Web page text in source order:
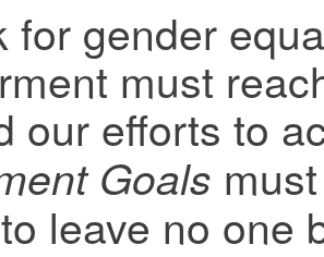
for gender
must
our efforts to
Goals
leave no one